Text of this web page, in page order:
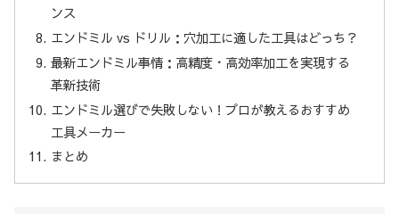
ンス
エンドミル vs ドリル：穴加工に適した工具はどっち？
最新エンドミル事情：高精度・高効率加工を実現する
革新技術
エンドミル選びで失敗しない！プロが教えるおすすめ
工具メーカー
まとめ